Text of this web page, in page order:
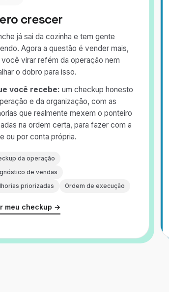
crescer
já sai da cozinha e tem gente
Agora a questão é vender mais,
virar refém da operação nem
o dobro para isso.
você recebe: um checkup honesto
e da organização, com as
que realmente mexem o ponteiro
na ordem certa, para fazer com a
ou por conta própria.
da operação
de vendas
priorizadas
Ordem de execução
meu checkup →